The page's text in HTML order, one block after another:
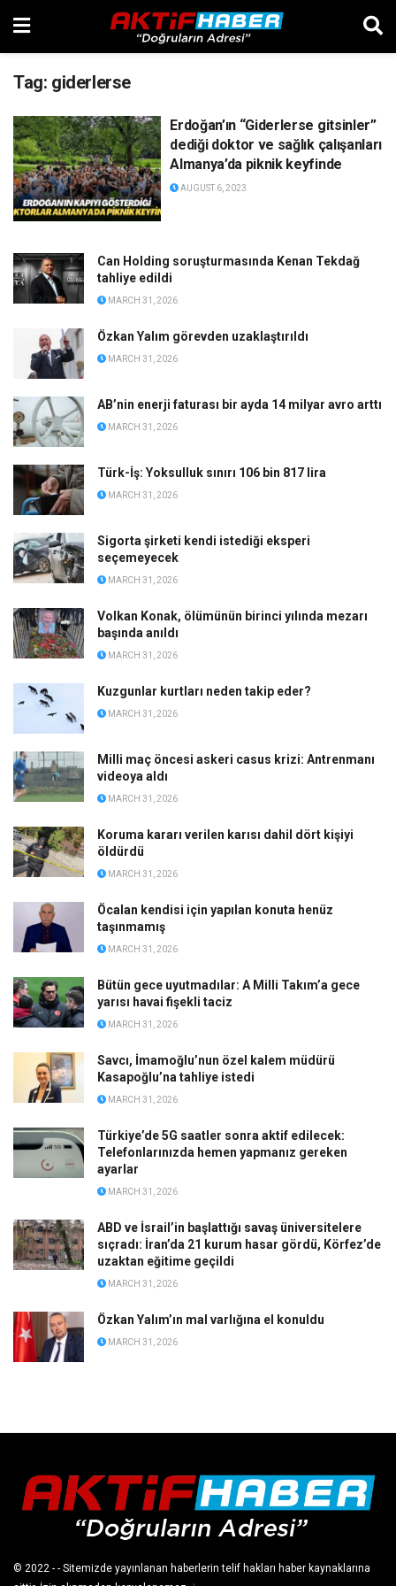
Tag: giderlerse
Erdoğan’ın “Giderlerse gitsinler”
dediği doktor ve sağlık çalışanları
Almanya’da piknik keyfinde
AUGUST 6, 2023
Can Holding soruşturmasında Kenan Tekdağ
tahliye edildi
MARCH 31, 2026
Özkan Yalım görevden uzaklaştırıldı
MARCH 31, 2026
AB’nin enerji faturası bir ayda 14 milyar avro arttı
MARCH 31, 2026
Türk-İş: Yoksulluk sınırı 106 bin 817 lira
MARCH 31, 2026
Sigorta şirketi kendi istediği eksperi
seçemeyecek
MARCH 31, 2026
Volkan Konak, ölümünün birinci yılında mezarı
başında anıldı
MARCH 31, 2026
Kuzgunlar kurtları neden takip eder?
MARCH 31, 2026
Milli maç öncesi askeri casus krizi: Antrenmanı
videoya aldı
MARCH 31, 2026
Koruma kararı verilen karısı dahil dört kişiyi
öldürdü
MARCH 31, 2026
Öcalan kendisi için yapılan konuta henüz
taşınmamış
MARCH 31, 2026
Bütün gece uyutmadılar: A Milli Takım’a gece
yarısı havai fişekli taciz
MARCH 31, 2026
Savcı, İmamoğlu’nun özel kalem müdürü
Kasapoğlu’na tahliye istedi
MARCH 31, 2026
Türkiye’de 5G saatler sonra aktif edilecek:
Telefonlarınızda hemen yapmanız gereken
ayarlar
MARCH 31, 2026
ABD ve İsrail’in başlattığı savaş üniversitelere
sıçradı: İran’da 21 kurum hasar gördü, Körfez’de
uzaktan eğitime geçildi
MARCH 31, 2026
Özkan Yalım’ın mal varlığına el konuldu
MARCH 31, 2026
© 2022 - - Sitemizde yayınlanan haberlerin telif hakları haber kaynaklarına